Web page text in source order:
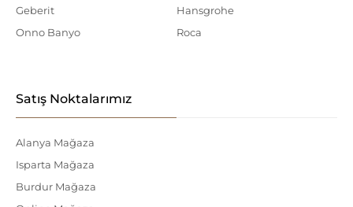
Geberit
Onno Banyo
Hansgrohe
Roca
Satış Noktalarımız
Alanya Mağaza
Isparta Mağaza
Burdur Mağaza